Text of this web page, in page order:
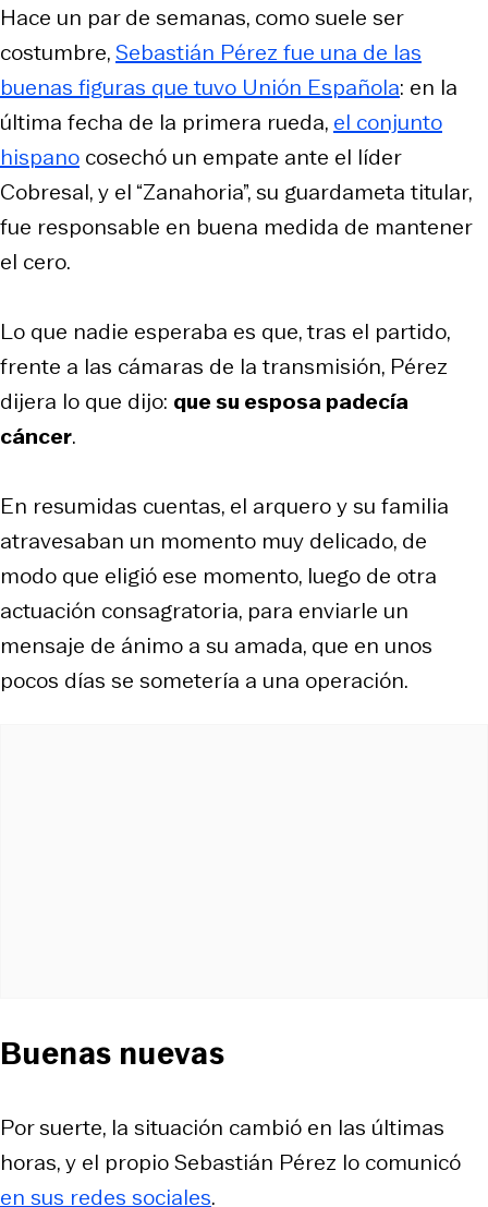
Hace un par de semanas, como suele ser
costumbre,Sebastián Pérez fue una de las
buenas figuras que tuvo Unión Española: en la
última fecha de la primera rueda, el conjunto
hispano cosechó un empate ante el líder
Cobresal, y el “Zanahoria”, su guardameta titular,
fue responsable en buena medida de mantener
el cero.
Lo que nadie esperaba es que, tras el partido,
frente a las cámaras de la transmisión, Pérez
dijera lo que dijo: que su esposa padecía
cáncer.
En resumidas cuentas, el arquero y su familia
atravesaban un momento muy delicado, de
modo que eligió ese momento, luego de otra
actuación consagratoria, para enviarle un
mensaje de ánimo a su amada, que en unos
pocos días se sometería a una operación.
Buenas nuevas
Por suerte, la situación cambió en las últimas
horas, y el propio Sebastián Pérez lo comunicó
en sus redes sociales.